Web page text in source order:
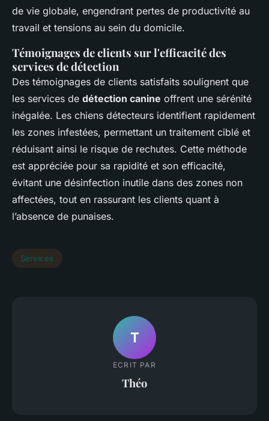
de vie globale, engendrant pertes de productivité au
travail et tensions au sein du domicile.
Témoignages de clients sur l'efficacité des
services de détection
Des témoignages de clients satisfaits soulignent que
les services de détection canine offrent une sérénité
inégalée. Les chiens détecteurs identifient rapidement
les zones infestées, permettant un traitement ciblé et
réduisant ainsi le risque de rechutes. Cette méthode
est appréciée pour sa rapidité et son efficacité,
évitant une désinfection inutile dans des zones non
affectées, tout en rassurant les clients quant à
l’absence de punaises.
Services
T
ECRIT PAR
Théo